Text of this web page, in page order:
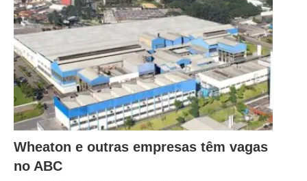
Wheaton e outras empresas têm vagas
no ABC